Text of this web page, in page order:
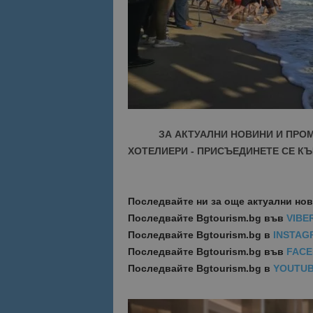
ЗА АКТУАЛНИ НОВИНИ И
ХОТЕЛИЕРИ - ПРИСЪЕДИНЕТЕ СЕ
Последвайте ни за още актуални
Последвайте Bgtourism.bg във
Последвайте Bgtourism.bg в
Последвайте Bgtourism.bg във
Последвайте Bgtourism.bg в
Име
is_visitor_unique
is_unique
_ga_B09EBBY8PY
_ga_FK650GXHRZ
Име